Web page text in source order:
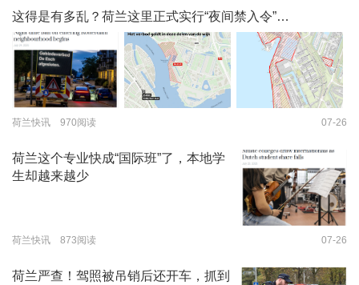
这得是有多乱？荷兰这里正式实行“夜间禁入令”…
荷兰快讯 970阅读 07-26
荷兰这个专业快成“国际班”了，本地学
生却越来越少
荷兰快讯 873阅读 07-26
荷兰严查！驾照被吊销后还开车，抓到